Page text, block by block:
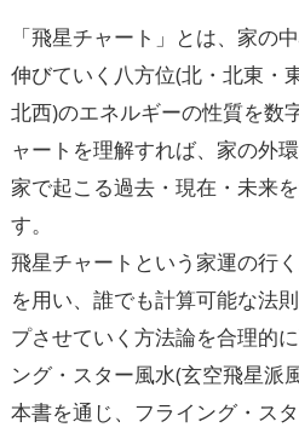
「飛星チャート」とは、家の
伸びていく八方位(北・北東・
北西)のエネルギーの性質を数
ャートを理解すれば、家の外
家で起こる過去・現在・未来
す。
飛星チャートという家運の行
を用い、誰でも計算可能な法
プさせていく方法論を合理的
ング・スター風水(玄空飛星派
本書を通じ、フライング・ス